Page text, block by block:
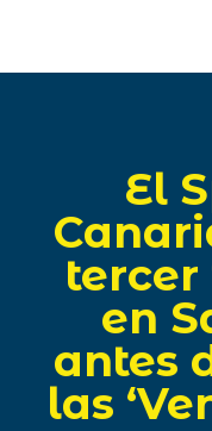
El
tercer
en
antes
las